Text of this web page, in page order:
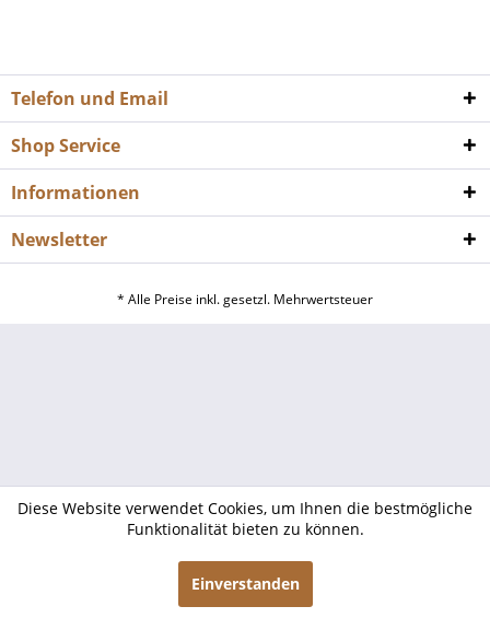
Telefon und Email
Shop Service
Informationen
Newsletter
* Alle Preise inkl. gesetzl. Mehrwertsteuer
Diese Website verwendet Cookies, um Ihnen die bestmögliche
Funktionalität bieten zu können.
Einverstanden